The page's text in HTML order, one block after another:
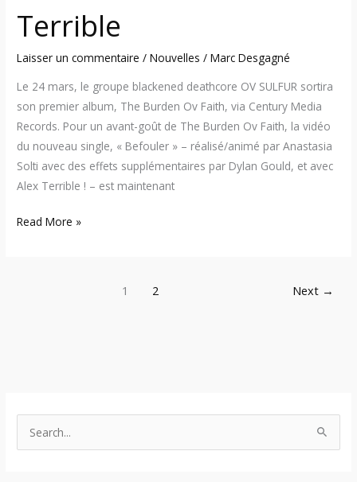
Terrible
Laisser un commentaire /Nouvelles /Marc Desgagné
Le 24 mars, le groupe blackened deathcore OV SULFUR sortira
son premier album, The Burden Ov Faith, via Century Media
Records. Pour un avant-goût de The Burden Ov Faith, la vidéo
du nouveau single, « Befouler » – réalisé/animé par Anastasia
Solti avec des effets supplémentaires par Dylan Gould, et avec
Alex Terrible ! – est maintenant
Read More »
1 2 Next →